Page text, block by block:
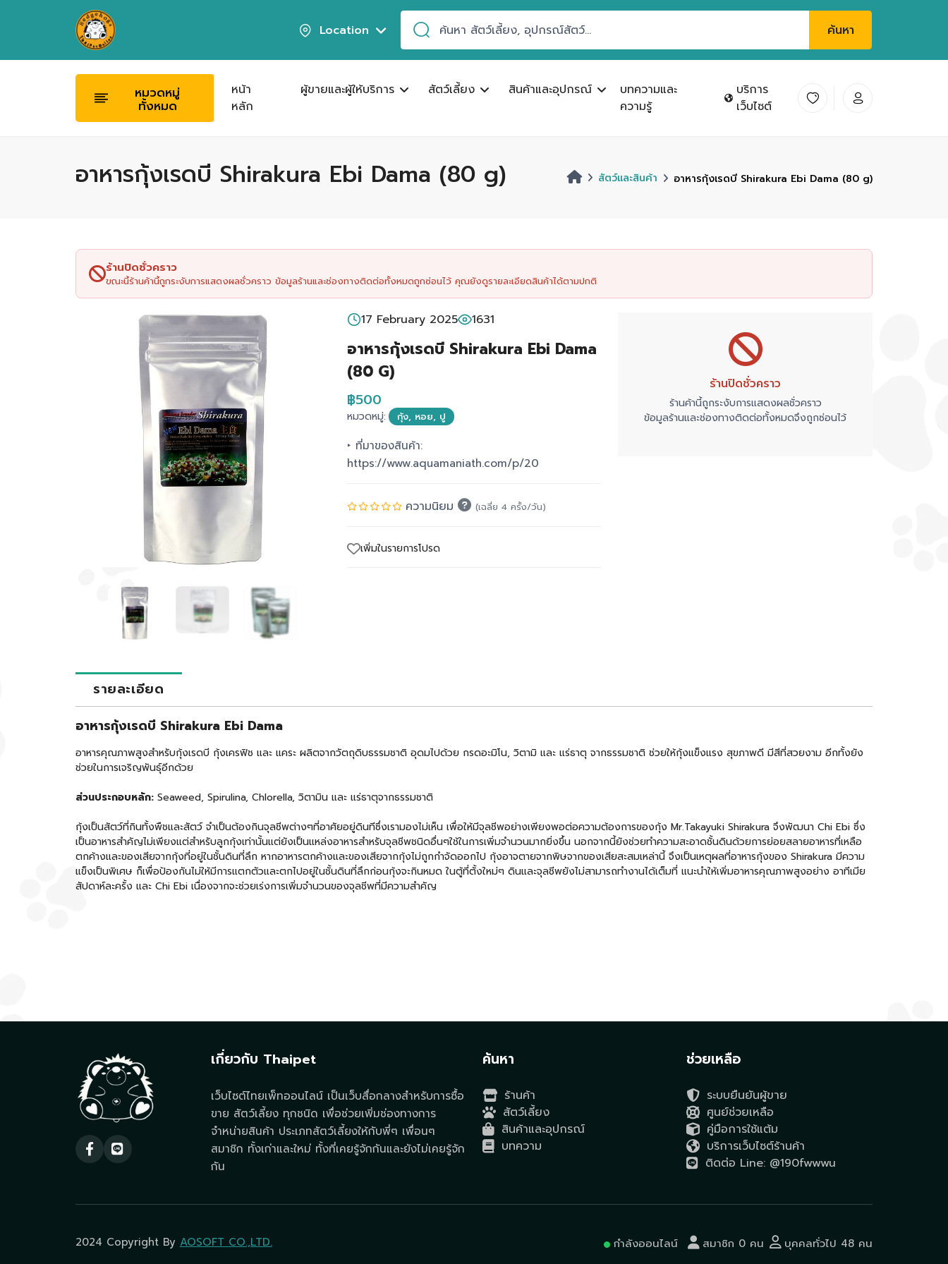
Location ค้นหา
หมวดหมู่
ทั้งหมด
หน้า
หลัก
ผู้ขายและผู้ให้บริการ สัตว์เลี้ยง สินค้าและอุปกรณ์
บทความและ
ความรู้
บริการ
เว็บไซต์
อาหารกุ้งเรดบี Shirakura Ebi Dama (80 g) สัตว์และสินค้า อาหารกุ้งเรดบี Shirakura Ebi Dama (80 g)
ร้านปิดชั่วคราว
ขณะนี้ร้านค้านี้ถูกระงับการแสดงผลชั่วคราว ข้อมูลร้านและช่องทางติดต่อทั้งหมดถูกซ่อนไว้ คุณยังดูรายละเอียดสินค้าได้ตามปกติ
17 February 2025 1631
อาหารกุ้งเรดบี Shirakura Ebi Dama
(80 G)
฿500
หมวดหมู่: กุ้ง, หอย, ปู
‣ ที่มาของสินค้า:
https://www.aquamaniath.com/p/20
ความนิยม (เฉลี่ย 4 ครั้ง/วัน)
เพิ่มในรายการโปรด
ร้านปิดชั่วคราว
ร้านค้านี้ถูกระงับการแสดงผลชั่วคราว
ข้อมูลร้านและช่องทางติดต่อทั้งหมดจึงถูกซ่อนไว้
รายละเอียด
อาหารกุ้งเรดบี Shirakura Ebi Dama
อาหารคุณภาพสูงสำหรับกุ้งเรดบี กุ้งเครฟิช และ แคระ ผลิตจากวัตถุดิบธรรมชาติ อุดมไปด้วย กรดอะมิโน, วิตามิ และ แร่ธาตุ จากธรรมชาติ ช่วยให้กุ้งแข็งแรง สุขภาพดี มีสีที่สวยงาม อีกทั้งยัง
ช่วยในการเจริญพันธุ์อีกด้วย
ส่วนประกอบหลัก: Seaweed, Spirulina, Chlorella, วิตามิน และ แร่ธาตุจากธรรมชาติ
กุ้งเป็นสัตว์ที่กินทั้งพืชและสัตว์ จำเป็นต้องกินจุลชีพต่างๆที่อาศัยอยู่ดินทีซึ่งเรามองไม่เห็น เพื่อให้มีจุลชีพอย่างเพียงพอต่อความต้องการของกุ้ง Mr.Takayuki Shirakura จึงพัฒนา Chi Ebi ซึ่ง
เป็นอาหารสำคัญไม่เพียงแต่สำหรับลูกกุ้งเท่านั้นแต่ยังเป็นแหล่งอาหารสำหรับจุลชีพชนิดอื่นๆใช้ในการเพิ่มจำนวนมากยิ่งขึ้น นอกจากนี้ยังช่วยทำความสะอาดชั้นดินด้วยการย่อยสลายอาหารที่เหลือ
ตกค้างและของเสียจากกุ้งที่อยู่ในชั้นดินที่ลึก หากอาหารตกค้างและของเสียจากกุ้งไม่ถูกกำจัดออกไป กุ้งอาจตายจากพิษจากของเสียสะสมเหล่านี้ จึงเป็นเหตุผลที่อาหารกุ้งของ Shirakura มีความ
แข็งเป็นพิเศษ ก็เพื่อป้องกันไม่ให้มีการแตกตัวและตกไปอยู่ในชั้นดินที่ลึกก่อนกุ้งจะกินหมด ในตู้ที่ตั้งใหม่ๆ ดินและจุลชีพยังไม่สามารถทำงานได้เต็มที่ แนะนำให้เพิ่มอาหารคุณภาพสูงอย่าง อาทีเมีย
สัปดาห์ละครั้ง และ Chi Ebi เนื่องจากจะช่วยเร่งการเพิ่มจำนวนของจุลชีพที่มีความสำคัญ
เกี่ยวกับ Thaipet
เว็บไซต์ไทยเพ็ทออนไลน์ เป็นเว็บสื่อกลางสำหรับการซื้อ
ขาย สัตว์เลี้ยง ทุกชนิด เพื่อช่วยเพิ่มช่องทางการ
จำหน่ายสินค้า ประเภทสัตว์เลี้ยงให้กับพี่ๆ เพื่อนๆ
สมาชิก ทั้งเก่าและใหม่ ทั้งที่เคยรู้จักกันและยังไม่เคยรู้จัก
กัน
ค้นหา
ร้านค้า
สัตว์เลี้ยง
สินค้าและอุปกรณ์
บทความ
ช่วยเหลือ
ระบบยืนยันผู้ขาย
ศูนย์ช่วยเหลือ
คู่มือการใช้แต้ม
บริการเว็บไซต์ร้านค้า
ติดต่อ Line: @190fwwwu
2024 Copyright By AOSOFT CO.,LTD. กำลังออนไลน์ สมาชิก 0 คน บุคคลทั่วไป 48 คน